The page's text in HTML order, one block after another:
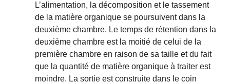
L’alimentation, la décomposition et le tassement
de la matière organique se poursuivent dans la
deuxième chambre. Le temps de rétention dans la
deuxième chambre est la moitié de celui de la
première chambre en raison de sa taille et du fait
que la quantité de matière organique à traiter est
moindre. La sortie est construite dans le coin